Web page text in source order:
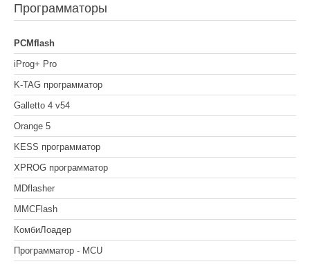
Программаторы
PCMflash
iProg+ Pro
K-TAG программатор
Galletto 4 v54
Orange 5
KESS программатор
XPROG программатор
MDflasher
MMCFlash
КомбиЛоадер
Программатор - MCU